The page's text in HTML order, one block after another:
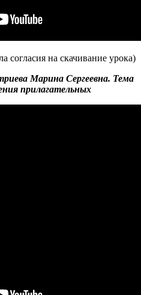
согласия на скачивание урока)
Марина Сергеевна. Тема
прилагательных